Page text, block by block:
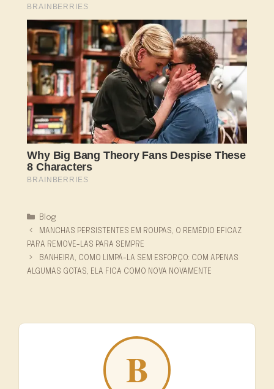
Categorias
Blog
MANCHAS PERSISTENTES EM ROUPAS, O REMÉDIO EFICAZ
PARA REMOVÊ-LAS PARA SEMPRE
BANHEIRA, COMO LIMPÁ-LA SEM ESFORÇO: COM APENAS
ALGUMAS GOTAS, ELA FICA COMO NOVA NOVAMENTE